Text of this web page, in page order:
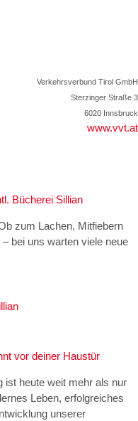
Verkehrsverbund Tirol GmbH
Sterzinger Straße 3
6020 Innsbruck
www.vvt.at
Bücherei Sillian
zum Lachen, Mitfiebern
bei uns warten viele neue
vor deiner Haustür
ist heute weit mehr als nur
Leben, erfolgreiches
unserer